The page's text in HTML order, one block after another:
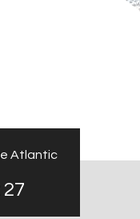
Atlantic
27